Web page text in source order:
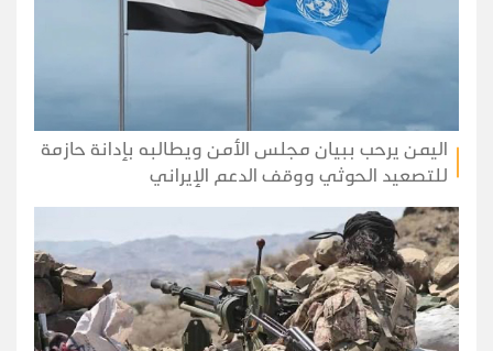
اليمن يرحب ببيان مجلس الأمن ويطالبه بإدانة حازمة
للتصعيد الحوثي ووقف الدعم الإيراني